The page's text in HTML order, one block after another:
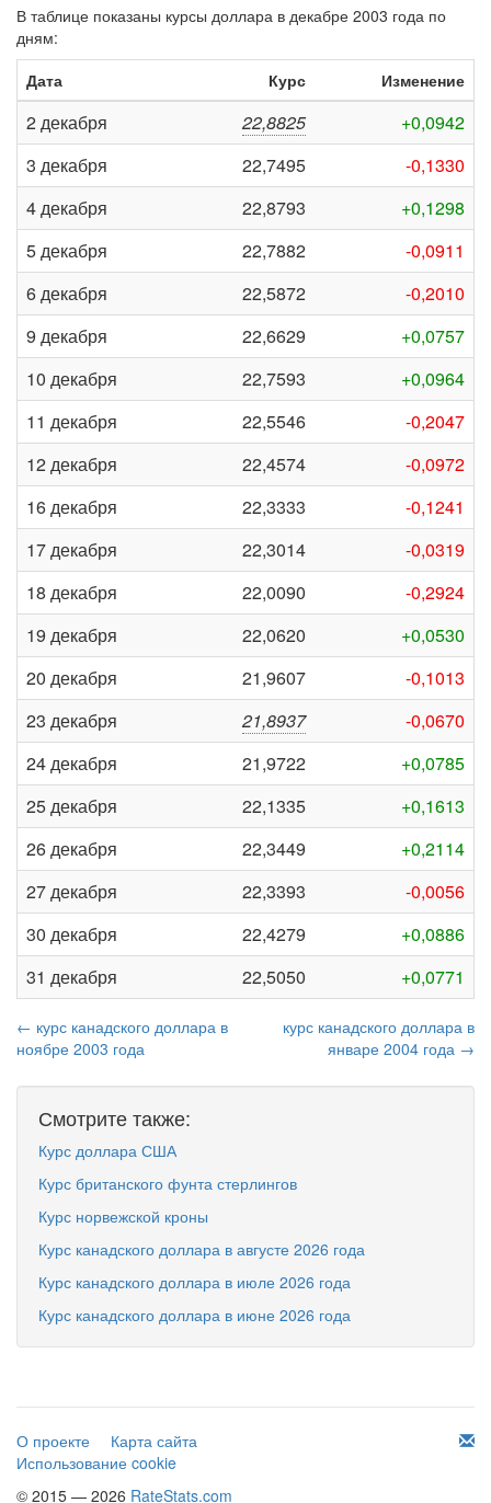
В таблице показаны курсы доллара в декабре 2003 года по
дням:
Дата
Курс Изменение
2 декабря 22,8825
+0,0942
3 декабря
22,7495
-0,1330
4 декабря
22,8793
+0,1298
5 декабря
22,7882
-0,0911
6 декабря
22,5872
-0,2010
9 декабря
22,6629
+0,0757
10 декабря
22,7593
+0,0964
11 декабря
22,5546
-0,2047
12 декабря
22,4574
-0,0972
16 декабря
22,3333
-0,1241
17 декабря
22,3014
-0,0319
18 декабря
22,0090
-0,2924
19 декабря
22,0620
+0,0530
20 декабря
21,9607
-0,1013
23 декабря
21,8937
-0,0670
24 декабря
21,9722
+0,0785
25 декабря
22,1335
+0,1613
26 декабря
22,3449
+0,2114
27 декабря
22,3393
-0,0056
30 декабря
22,4279
+0,0886
31 декабря
22,5050 +0,0771
← курс канадского доллара в
ноябре 2003 года
курс канадского доллара в
январе 2004 года →
Смотрите также:
Курс доллара США
Курс британского фунта стерлингов
Курс норвежской кроны
Курс канадского доллара в августе 2026 года
Курс канадского доллара в июле 2026 года
Курс канадского доллара в июне 2026 года
О проекте
Карта сайта
Использование cookie
© 2015 — 2026 RateStats.com